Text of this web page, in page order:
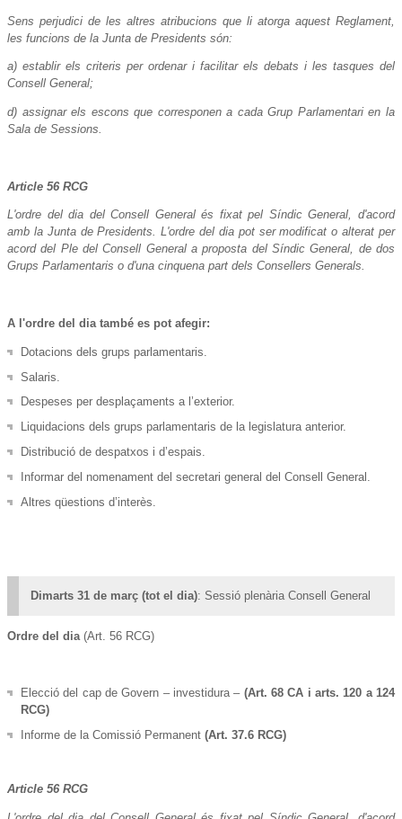
Sens perjudici de les altres atribucions que li atorga aquest Reglament,
les funcions de la Junta de Presidents són:
a) establir els criteris per ordenar i facilitar els debats i les tasques del
Consell General;
d) assignar els escons que corresponen a cada Grup Parlamentari en la
Sala de Sessions.
Article 56 RCG
L'ordre del dia del Consell General és fixat pel Síndic General, d'acord
amb la Junta de Presidents. L'ordre del dia pot ser modificat o alterat per
acord del Ple del Consell General a proposta del Síndic General, de dos
Grups Parlamentaris o d'una cinquena part dels Consellers Generals.
A l'ordre del dia també es pot afegir:
Dotacions dels grups parlamentaris.
Salaris.
Despeses per desplaçaments a l’exterior.
Liquidacions dels grups parlamentaris de la legislatura anterior.
Distribució de despatxos i d’espais.
Informar del nomenament del secretari general del Consell General.
Altres qüestions d’interès.
Dimarts 31 de març (tot el dia): Sessió plenària Consell General
Ordre del dia (Art. 56 RCG)
Elecció del cap de Govern – investidura – (Art. 68 CA i arts. 120 a 124
RCG)
Informe de la Comissió Permanent(Art. 37.6 RCG)
Article 56 RCG